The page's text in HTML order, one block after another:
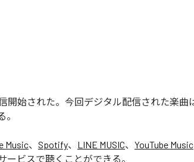
信開始された。今回デジタル配信された楽曲
Music、 Spotify、 LINE MUSIC、 YouTube Music
ービスで聴くことができる。